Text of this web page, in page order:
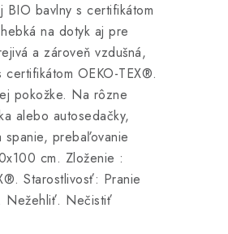
bavlny s certifikátom
na dotyk aj pre
a zároveň vzdušná,
OEKO-TEX®.
pokožke. Na rôzne
alebo autosedačky,
prebaľovanie
cm. Zloženie :
Starostlivosť: Pranie
Nežehliť. Nečistiť